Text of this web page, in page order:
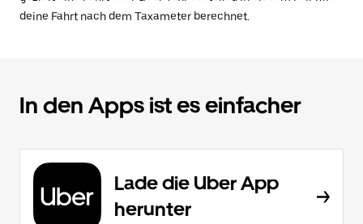
deine Fahrt nach dem Taxameter berechnet.
In den Apps ist es einfacher
Lade die Uber App
herunter